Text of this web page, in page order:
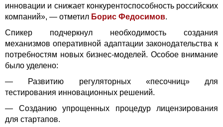
инновации и снижает конкурентоспособность российских
компаний», — отметил Борис Федосимов.
Спикер подчеркнул необходимость создания
механизмов оперативной адаптации законодательства к
потребностям новых бизнес-моделей. Особое внимание
было уделено:
— Развитию регуляторных «песочниц» для
тестирования инновационных решений.
— Созданию упрощенных процедур лицензирования
для стартапов.